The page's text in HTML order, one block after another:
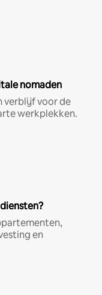
nomaden
verblijf voor de
werkplekken.
en